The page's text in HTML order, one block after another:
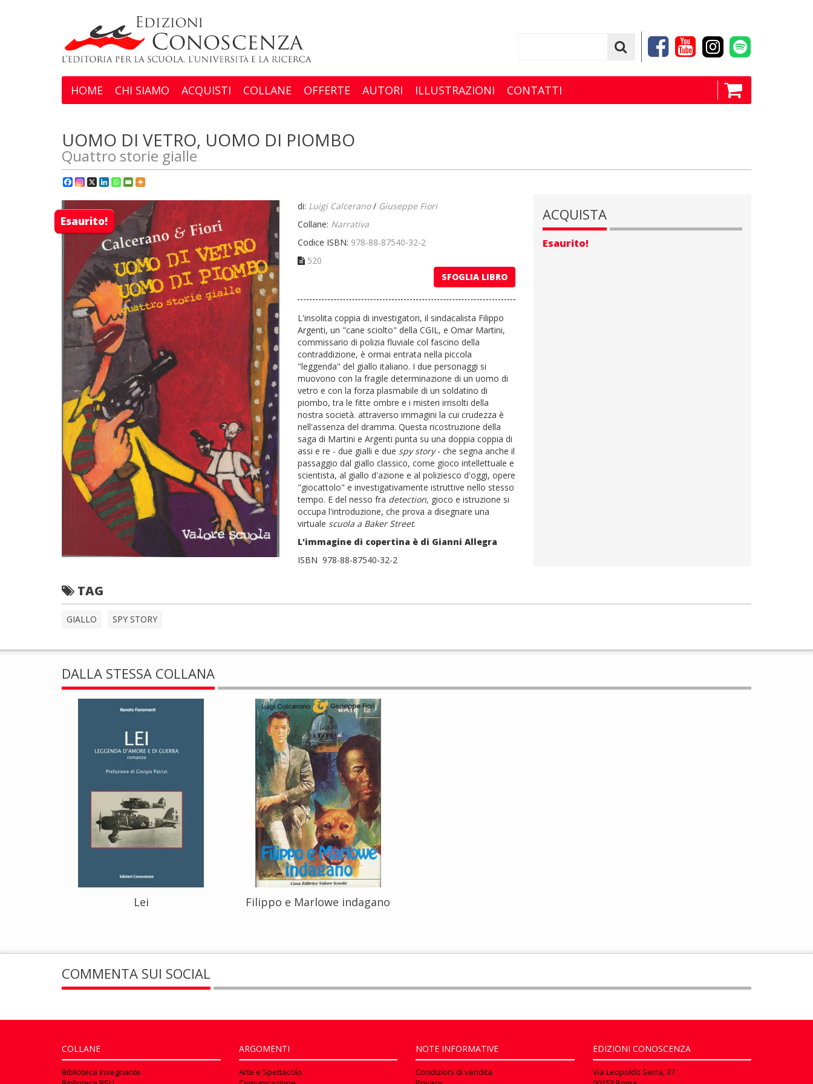
HOME CHI SIAMO ACQUISTI COLLANE OFFERTE AUTORI ILLUSTRAZIONI CONTATTI
UOMO DI VETRO, UOMO DI PIOMBO
Quattro storie gialle
Esaurito! ACQUISTA
Esaurito!
di: Luigi Calcerano/ Giuseppe Fiori
Collane: Narrativa
Codice ISBN: 978-88-87540-32-2
520
SFOGLIA LIBRO
L'insolita coppia di investigatori, il sindacalista Filippo
Argenti, un "cane sciolto" della CGIL, e Omar Martini,
commissario di polizia fluviale col fascino della
contraddizione, è ormai entrata nella piccola
"leggenda" del giallo italiano. I due personaggi si
muovono con la fragile determinazione di un uomo di
vetro e con la forza plasmabile di un soldatino di
piombo, tra le fitte ombre e i misteri irrisolti della
nostra società. attraverso immagini la cui crudezza è
nell'assenza del dramma. Questa ricostruzione della
saga di Martini e Argenti punta su una doppia coppia di
assi e re - due gialli e due spy story- che segna anche il
passaggio dal giallo classico, come gioco intellettuale e
scientista, al giallo d'azione e al poliziesco d'oggi, opere
"giocattolo" e investigativamente istruttive nello stesso
tempo. E del nesso fra detection, gioco e istruzione si
occupa l'introduzione, che prova a disegnare una
virtuale scuola a Baker Street.
L'immagine di copertina è di Gianni Allegra
ISBN 978-88-87540-32-2
TAG
GIALLO SPY STORY
DALLA STESSA COLLANA
Lei Filippo e Marlowe indagano
COMMENTA SUI SOCIAL
COLLANE
Biblioteca insegnante
ARGOMENTI
Arte e Spettacolo
NOTE INFORMATIVE
Condizioni di vendita
EDIZIONI CONOSCENZA
Via Leopoldo Serra, 37